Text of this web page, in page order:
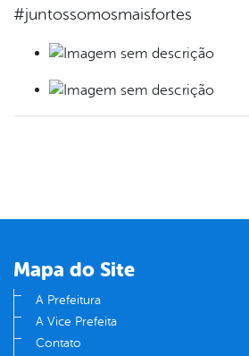
#juntossomosmaisfortes
Mapa do Site
A Prefeitura
A Vice Prefeita
Contato